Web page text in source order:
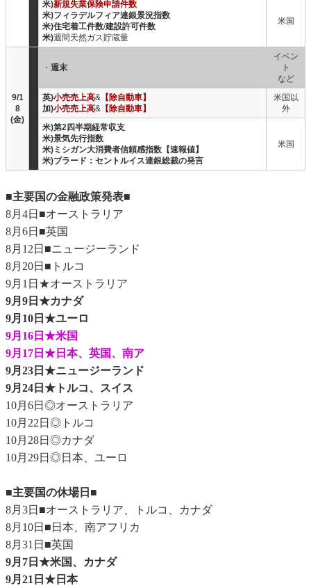
米)新規失業保険申請件数
米)フィラデルフィア連銀景況指数
米)住宅着工件数/建設許可件数
米)週間天然ガス貯蔵量
米国
9/1
8
(金)
・ 週末
イベン
ト
など
英)小売売上高& 【除自動車】
加)小売売上高& 【除自動車】
米国以
外
米)第2四半期経常収支
米)景気先行指数
米)ミシガン大消費者信頼感指数【速報値】
米)ブラード：セントルイス連銀総裁の発言
米国
■主要国の金融政策発表■
8月4日■オーストラリア
8月6日■英国
8月12日■ニュージーランド
8月20日■トルコ
9月1日★オーストラリア
9月9日★カナダ
9月10日★ユーロ
9月16日★米国
9月17日★日本、英国、南ア
9月23日★ニュージーランド
9月24日★トルコ、スイス
10月6日◎オーストラリア
10月22日◎トルコ
10月28日◎カナダ
10月29日◎日本、ユーロ
■主要国の休場日■
8月3日■オーストラリア、トルコ、カナダ
8月10日■日本、南アフリカ
8月31日■英国
9月7日★米国、カナダ
9月21日★日本